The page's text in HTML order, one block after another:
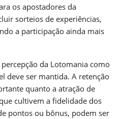
os apostadores da
sorteios de experiências,
a participação ainda mais
da Lotomania como
deve ser mantida. A retenção
quanto a atração de
cultivem a fidelidade dos
pontos ou bônus, podem ser